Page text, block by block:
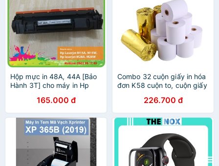
Hộp mực in 48A, 44A [Bảo
Hành 3T] cho máy in Hp
bản in đậm đẹp, số trang in
1100 trang
165.000 đ
Combo 32 cuộn giấy in hóa
đơn K58 cuộn to, cuộn giấy
nhiệt cho máy in mini K57-
58
226.700 đ